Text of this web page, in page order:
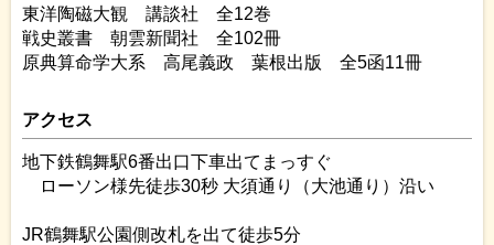
東洋陶磁大観 講談社 全12巻
戦史叢書 朝雲新聞社 全102冊
原典算命学大系 高尾義政 葉根出版 全5函11冊
アクセス
地下鉄鶴舞駅6番出口下車出てまっすぐ
ローソン様先徒歩30秒 大須通り（大池通り）沿い
JR鶴舞駅公園側改札を出て徒歩5分